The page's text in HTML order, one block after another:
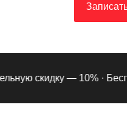
скидку — 10% ·